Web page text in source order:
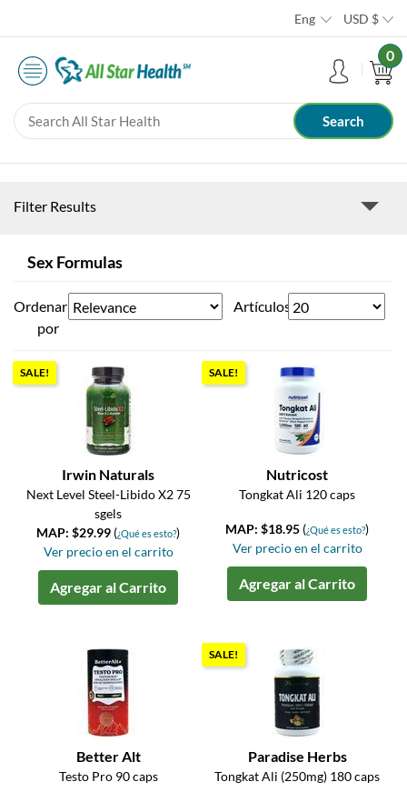
Eng USD $
0
Filter Results
Sex Formulas
Ordenar
por
Artículos
SALE!
Irwin Naturals
Next Level Steel-Libido X2 75
sgels
MAP: $29.99 (¿Qué es esto?)
Ver precio en el carrito
Agregar al Carrito
SALE!
Nutricost
Tongkat Ali 120 caps
MAP: $18.95 (¿Qué es esto?)
Ver precio en el carrito
Agregar al Carrito
Better Alt
Testo Pro 90 caps
SALE!
Paradise Herbs
Tongkat Ali (250mg) 180 caps